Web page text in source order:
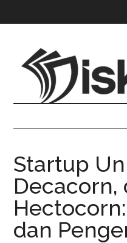
Startup
Decacorn,
dan